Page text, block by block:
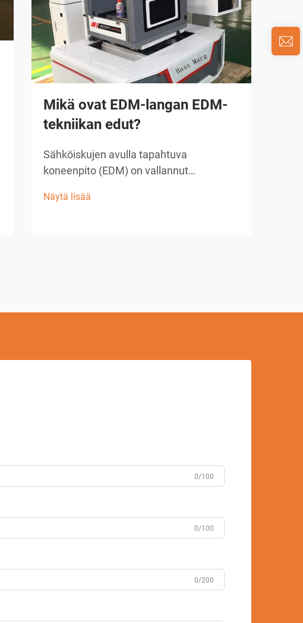
Mikä ovat EDM-langan EDM-
tekniikan edut?
Sähköiskujen avulla tapahtuva
koneenpito (EDM) on vallannut
toimialoilla, ja langalla varustettu EDM on
Näytä lisää
0/100
0/100
0/200